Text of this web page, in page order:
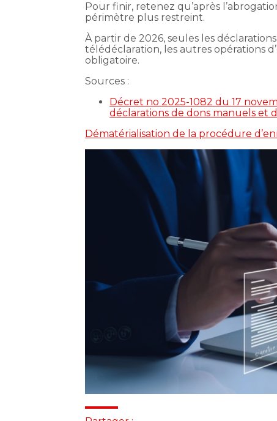
Pour finir, retenez qu’après
périmètre plus restreint.
À partir de 2026, seules les
télédéclaration, les autres opérations
obligatoire.
Sources :
Décret no 2025-1082 du 17
déclarations de dons manuels et
Dématérialisation de la procédure